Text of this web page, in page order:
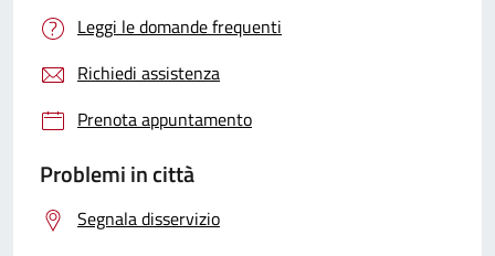
Leggi le domande frequenti
Richiedi assistenza
Prenota appuntamento
Problemi in città
Segnala disservizio